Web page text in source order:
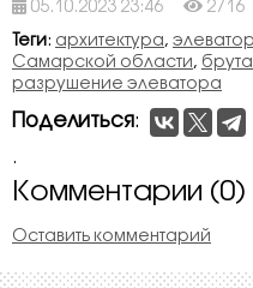
05.10.2023 23:46 2716
Теги : архитектура , элеватор
Самарской области ,
разрушение элеватора
Поделиться :
.
Комментарии (0)
Оставить комментарий